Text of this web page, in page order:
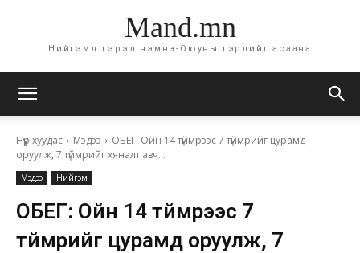
Mand.mn
Нийгэмд гэрэл нэмнэ-Оюуны гэрлийг асаана
Нүүр хуудас Мэдээ
ОБЕГ: Ойн 14 түймрээс 7 түймрийг цурамд
оруулж, 7 түймрийг хяналт авч...
Мэдээ Нийгэм
ОБЕГ: Ойн 14 түймрээс 7
түймрийг цурамд оруулж, 7